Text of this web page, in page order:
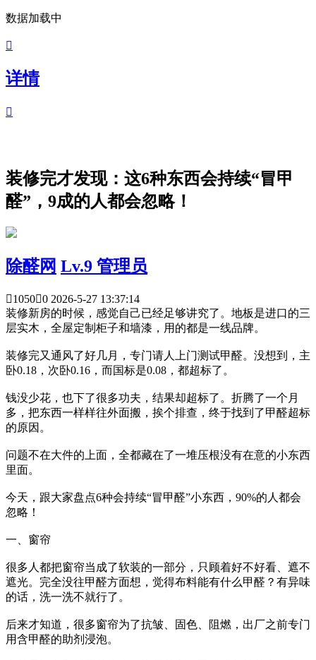
数据加载中

详情

装修完才发现：这6种东西会持续“冒甲
醛”，9成的人都会忽略！
除醛网 Lv.9 管理员
10500 2026-5-27 13:37:14
装修新房的时候，感觉自己已经足够讲究了。地板是进口的三
层实木，全屋定制柜子和墙漆，用的都是一线品牌。
装修完又通风了好几月，专门请人上门测试甲醛。没想到，主
卧0.18，次卧0.16，而国标是0.08，都超标了。
钱没少花，也下了很多功夫，结果却超标了。折腾了一个月
多，把东西一样样往外面搬，挨个排查，终于找到了甲醛超标
的原因。
问题不在大件的上面，全都藏在了一堆压根没有在意的小东西
里面。
今天，跟大家盘点6种会持续“冒甲醛”小东西，90%的人都会
忽略！
一、窗帘
很多人都把窗帘当成了软装的一部分，只顾着好不好看、遮不
遮光。完全没往甲醛方面想，觉得布料能有什么甲醛？有异味
的话，洗一洗不就行了。
后来才知道，很多窗帘为了抗皱、固色、阻燃，出厂之前专门
用含甲醛的助剂浸泡。